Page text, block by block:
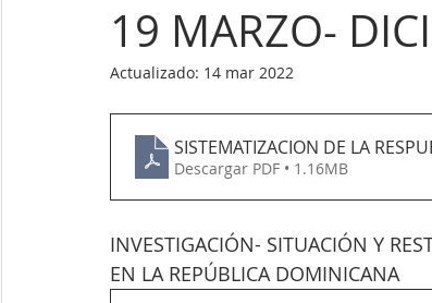
19 MARZO-
Actualizado: 14 mar 2022
SISTEMATIZACION DE LA
Descargar PDF • 1.16MB
INVESTIGACIÓN- SITUACIÓN Y
EN LA REPÚBLICA DOMINICANA